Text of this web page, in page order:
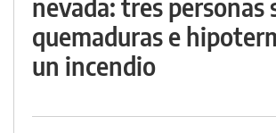
nevada: tres personas
quemaduras e
un incendio